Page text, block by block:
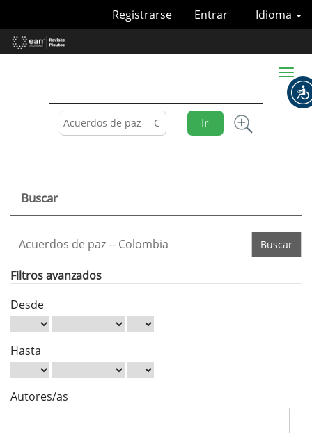
Contenido
principal
Idioma
Registrarse Entrar
Ir
Toggle
Buscar
Buscar
artículos
por
Filtros avanzados
Desde
Hasta
Autores/as